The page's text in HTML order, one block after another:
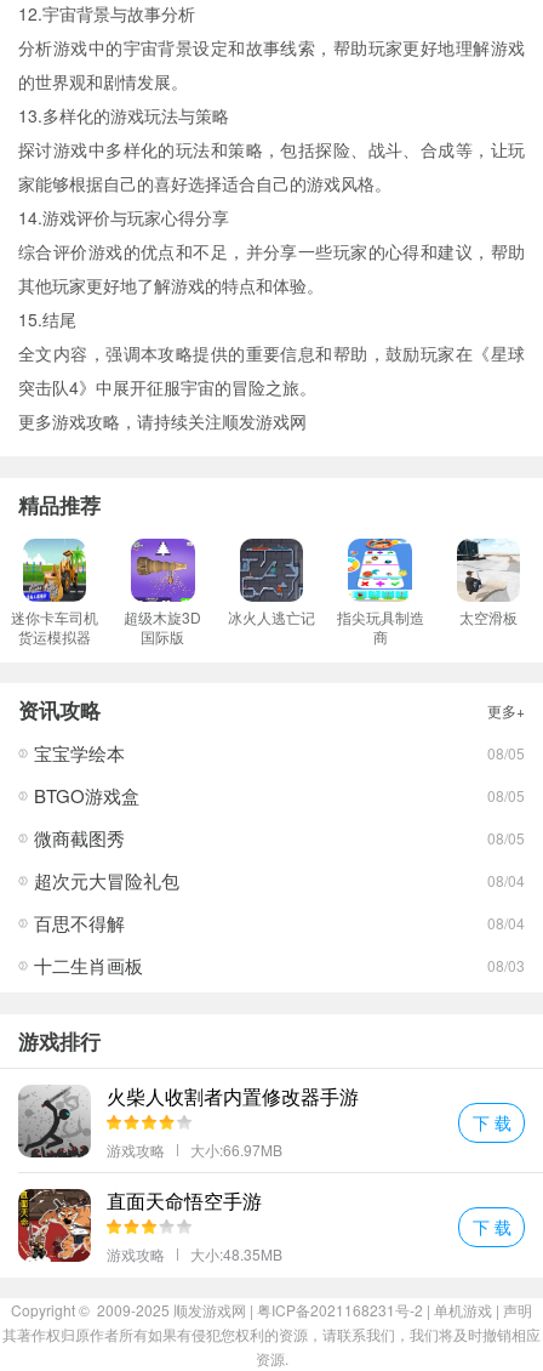
12.宇宙背景与故事分析
分析游戏中的宇宙背景设定和故事线索，帮助玩家更好地理解游戏
的世界观和剧情发展。
13.多样化的游戏玩法与策略
探讨游戏中多样化的玩法和策略，包括探险、战斗、合成等，让玩
家能够根据自己的喜好选择适合自己的游戏风格。
14.游戏评价与玩家心得分享
综合评价游戏的优点和不足，并分享一些玩家的心得和建议，帮助
其他玩家更好地了解游戏的特点和体验。
15.结尾
全文内容，强调本攻略提供的重要信息和帮助，鼓励玩家在《星球
突击队4》中展开征服宇宙的冒险之旅。
更多游戏攻略，请持续关注顺发游戏网
精品推荐
迷你卡车司机
货运模拟器
超级木旋3D
国际版
冰火人逃亡记
指尖玩具制造
商
太空滑板
资讯攻略 更多+
宝宝学绘本 08/05
BTGO游戏盒 08/05
微商截图秀 08/05
超次元大冒险礼包 08/04
百思不得解 08/04
十二生肖画板 08/03
游戏排行
火柴人收割者内置修改器手游
游戏攻略 大小:66.97MB
下 载
直面天命悟空手游
游戏攻略 大小:48.35MB
下 载
Copyright © 2009-2025 顺发游戏网 | 粤ICP备2021168231号-2 | 单机游戏 | 声明
其著作权归原作者所有如果有侵犯您权利的资源，请联系我们，我们将及时撤销相应
资源.